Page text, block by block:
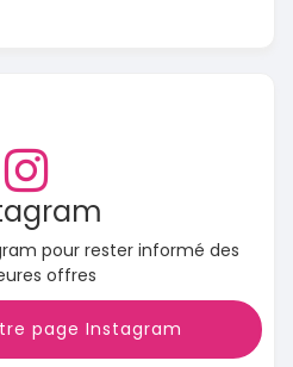
pour rester informé des
offres
page Instagram